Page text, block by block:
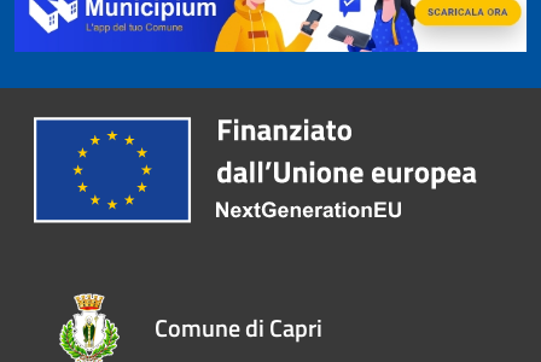
Comune di Capri